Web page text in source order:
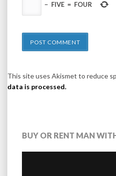
− FIVE = FOUR
This site uses Akismet to reduce
data is processed.
BUY OR RENT MAN